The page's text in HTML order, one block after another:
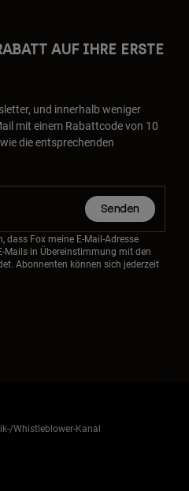
AUF IHRE ERSTE
und innerhalb weniger
mit einem Rabattcode von 10
die entsprechenden
Senden
dass Fox meine E-Mail-Adresse
Mails in Übereinstimmung mit den
Abonnenten können sich jederzeit
Whistleblower-Kanal